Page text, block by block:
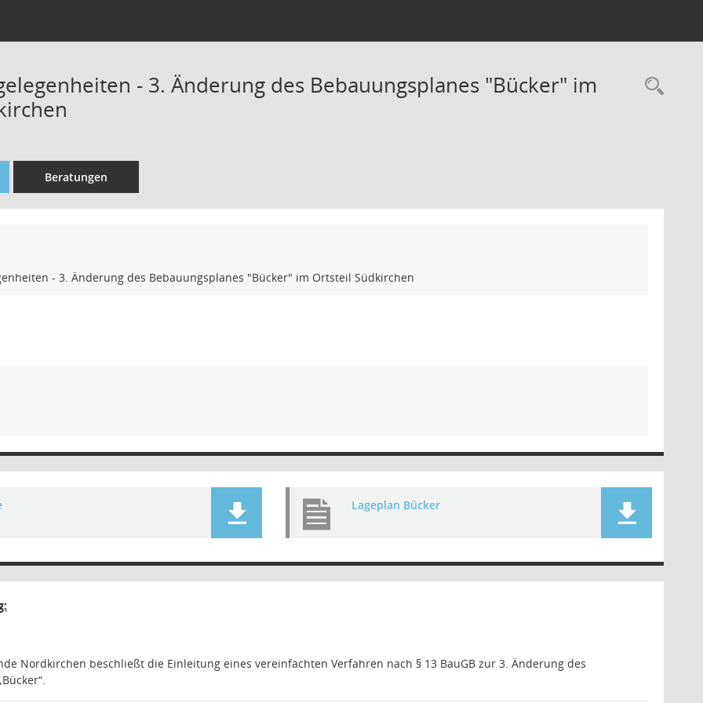
- 3. Änderung des Bebauungsplanes "Bücker" im
Beratungen
- 3. Änderung des Bebauungsplanes "Bücker" im Ortsteil Südkirchen
Lageplan Bücker
Nordkirchen beschließt die Einleitung eines vereinfachten Verfahren nach § 13 BauGB zur 3. Änderung des